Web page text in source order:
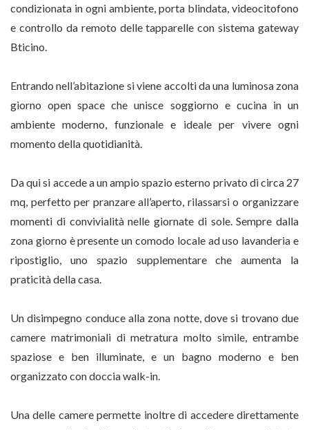
condizionata in ogni ambiente, porta blindata, videocitofono
e controllo da remoto delle tapparelle con sistema gateway
Bticino.
Entrando nell’abitazione si viene accolti da una luminosa zona
giorno open space che unisce soggiorno e cucina in un
ambiente moderno, funzionale e ideale per vivere ogni
momento della quotidianità.
Da qui si accede a un ampio spazio esterno privato di circa 27
mq, perfetto per pranzare all’aperto, rilassarsi o organizzare
momenti di convivialità nelle giornate di sole. Sempre dalla
zona giorno è presente un comodo locale ad uso lavanderia e
ripostiglio, uno spazio supplementare che aumenta la
praticità della casa.
Un disimpegno conduce alla zona notte, dove si trovano due
camere matrimoniali di metratura molto simile, entrambe
spaziose e ben illuminate, e un bagno moderno e ben
organizzato con doccia walk-in.
Una delle camere permette inoltre di accedere direttamente